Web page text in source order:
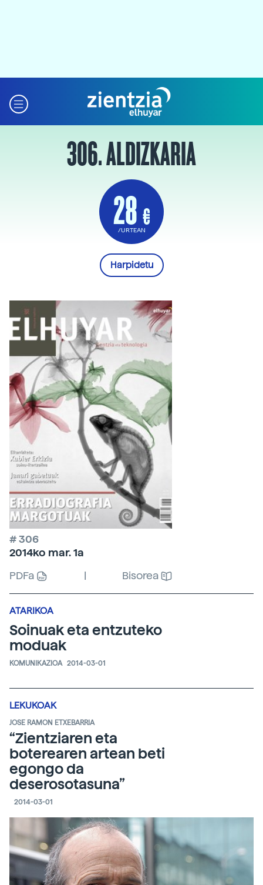
306. ALDIZKARIA
28 €
/URTEAN
Harpidetu
# 306
2014ko mar. 1a
PDFa
| Bisorea
ATARIKOA
Soinuak eta entzuteko
moduak
KOMUNIKAZIOA 2014-03-01
LEKUKOAK
JOSE RAMON ETXEBARRIA
“Zientziaren eta
boterearen artean beti
egongo da
deserosotasuna”
2014-03-01